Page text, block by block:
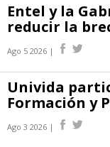
Entel y la
reducir la
Ago 5 2026 |
Univida
Formación y
Ago 3 2026 |